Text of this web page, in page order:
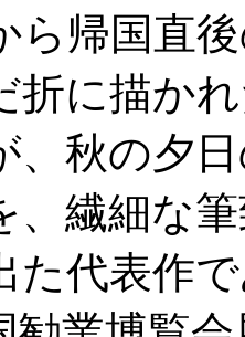
ら帰国直
折に描か
、秋の夕
、繊細な
た代表作